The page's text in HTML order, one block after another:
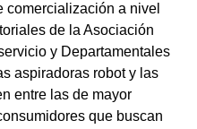
comercialización a nivel
de la Asociación
y Departamentales
aspiradoras robot y las
entre las de mayor
que buscan